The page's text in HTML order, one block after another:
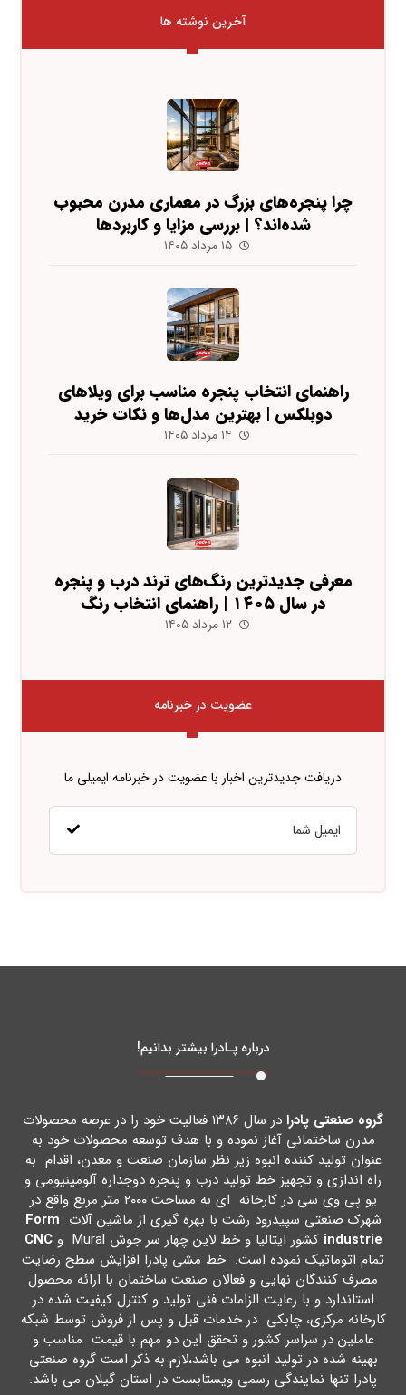
آخرین نوشته ها
چرا پنجره‌های بزرگ در معماری مدرن محبوب
شده‌اند؟ | بررسی مزایا و کاربردها
۱۵ مرداد ۱۴۰۵
راهنمای انتخاب پنجره مناسب برای ویلاهای
دوبلکس | بهترین مدل‌ها و نکات خرید
۱۴ مرداد ۱۴۰۵
معرفی جدیدترین رنگ‌های ترند درب و پنجره
در سال ۱۴۰۵ | راهنمای انتخاب رنگ
۱۲ مرداد ۱۴۰۵
عضویت در خبرنامه
دریافت جدیدترین اخبار با عضویت در خبرنامه ایمیلی ما
درباره پـادرا بیشتر بدانیم!
گروه صنعتی پادرا
در سال ۱۳۸۶ فعالیت خود را در عرصه محصولات
مدرن ساختمانی آغاز نموده و با هدف توسعه محصولات خود به
عنوان تولید کننده انبوه زیر نظر سازمان صنعت و معدن، اقدام به
راه اندازي و تجهیز خط تولید درب و پنجره دوجداره آلومینیومی و
یو پی وي سی در کارخانه اي به مساحت ۲۰۰۰ متر مربع واقع در
شهرك صنعتی سپیدرود رشت با بهره گیري از ماشین آلات Form
industrie کشور ایتالیا و خط لاین چهار سر جوش Mural و
CNC
تمام اتوماتیک نموده است. خط مشی پادرا افزایش سطح رضایت
مصرف کنندگان نهایی و فعالان صنعت ساختمان با ارائه محصول
استاندارد و با رعایت الزامات فنی تولید و کنترل کیفیت شده در
کارخانه مرکزي، چابکی در خدمات قبل و پس از فروش توسط شبکه
عاملین در سراسر کشور و تحقق این دو مهم با قیمت مناسب و
بهینه شده در تولید انبوه می باشد،لازم به ذکر است گروه صنعتی
پادرا تنها نمایندگی رسمی ویستابست در استان گیلان می باشد.